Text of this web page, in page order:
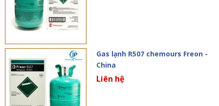
Gas lạnh R507 chemours Freon -
China
Liên hệ